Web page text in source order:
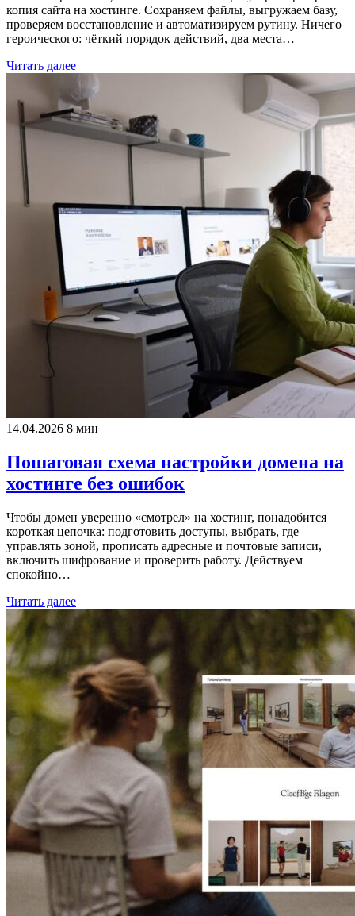
копия сайта на хостинге. Сохраняем файлы, выгружаем базу,
проверяем восстановление и автоматизируем рутину. Ничего
героического: чёткий порядок действий, два места…
Читать далее
14.04.2026 8 мин
Пошаговая схема настройки домена на
хостинге без ошибок
Чтобы домен уверенно «смотрел» на хостинг, понадобится
короткая цепочка: подготовить доступы, выбрать, где
управлять зоной, прописать адресные и почтовые записи,
включить шифрование и проверить работу. Действуем
спокойно…
Читать далее